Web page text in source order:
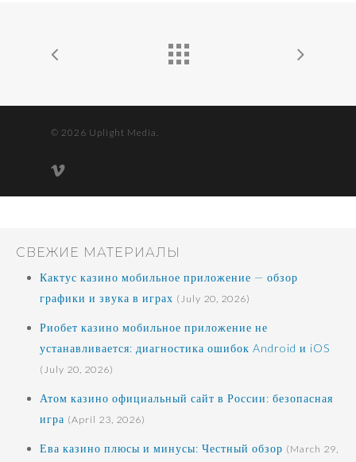
© 2026 Uplight Media.
vimeo
СВЕЖИЕ МАТЕРИАЛЫ
Кактус казино мобильное приложение — обзор
графики и звука в играх (July 20, 2026)
Риобет казино мобильное приложение не
устанавливается: диагностика ошибок Android и iOS
(July 20, 2026)
Атом казино официальный сайт в России: безопасная
игра (April 23, 2026)
Ева казино плюсы и минусы: Честный обзор (March 29,